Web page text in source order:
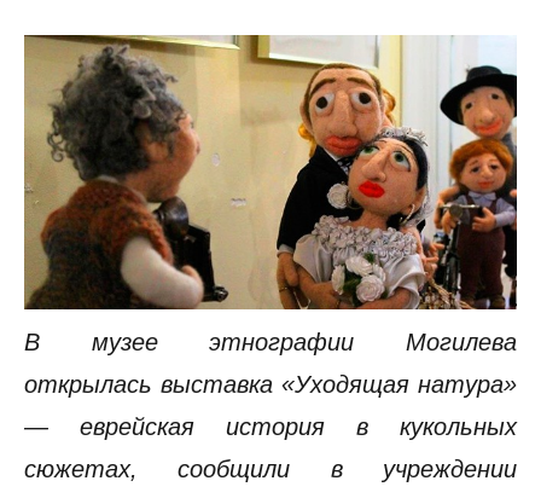
В музее этнографии Могилева
открылась выставка «Уходящая натура»
— еврейская история в кукольных
сюжетах, сообщили в учреждении